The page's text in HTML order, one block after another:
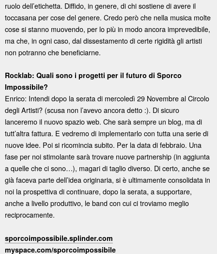
ruolo dell’etichetta. Diffido, in genere, di chi sostiene di avere il
toccasana per cose del genere. Credo però che nella musica molte
cose si stanno muovendo, per lo più in modo ancora imprevedibile,
ma che, in ogni caso, dal dissestamento di certe rigidità gli artisti
non potranno che beneficiarne.
Rocklab: Quali sono i progetti per il futuro di Sporco
Impossibile?
Enrico: Intendi dopo la serata di mercoledì 29 Novembre al Circolo
degli Artisti? (scusa non l’avevo ancora detto :). Di sicuro
lanceremo il nuovo spazio web. Che sarà sempre un blog, ma di
tutt’altra fattura. E vedremo di implementarlo con tutta una serie di
nuove idee. Poi si ricomincia subito. Per la data di febbraio. Una
fase per noi stimolante sarà trovare nuove partnership (in aggiunta
a quelle che ci sono…), magari di taglio diverso. Di certo, anche se
già faceva parte dell’idea originaria, si è ultimamente consolidata in
noi la prospettiva di continuare, dopo la serata, a supportare,
anche a livello produttivo, le band con cui ci troviamo meglio
reciprocamente.
sporcoimpossibile.splinder.com
myspace.com/sporcoimpossibile